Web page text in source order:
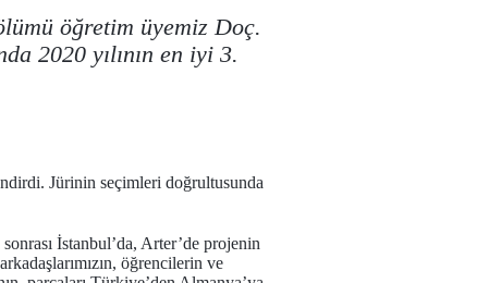
öğretim üyemiz Doç.
2020 yılının en iyi 3.
Jürinin seçimleri doğrultusunda
İstanbul’da, Arter’de projenin
öğrencilerin ve